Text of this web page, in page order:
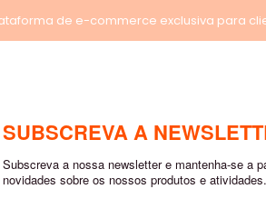
de e-commerce exclusiva para
INÍCIO >
ORION>
SUBSCREVA A
Subscreva a nossa newsletter e mantenha-se a
novidades sobre os nossos produtos e atividades.